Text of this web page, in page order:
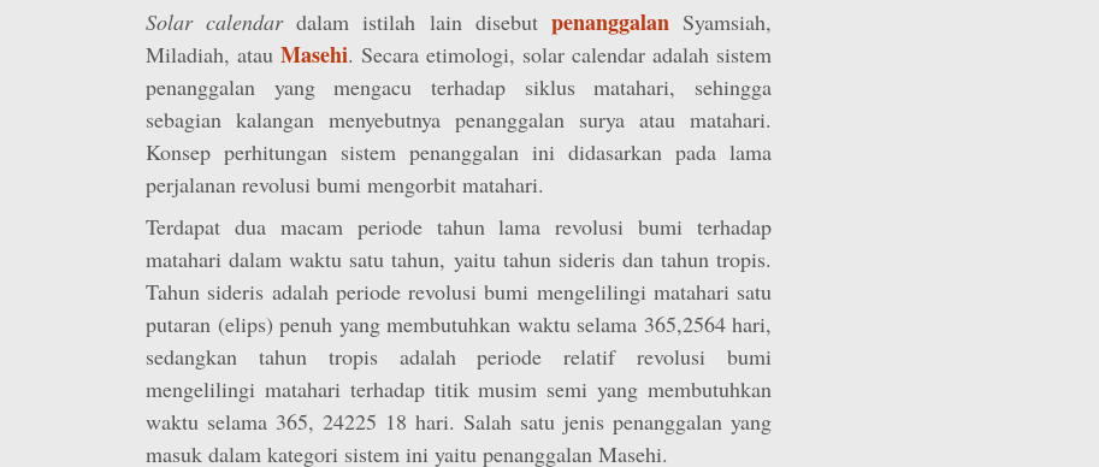
Solar calendardalam istilah lain disebut penanggalan Syamsiah,
Miladiah, atau Masehi. Secara etimologi, solar calendar adalah sistem
penanggalan yang mengacu terhadap siklus matahari, sehingga
sebagian kalangan menyebutnya penanggalan surya atau matahari.
Konsep perhitungan sistem penanggalan ini didasarkan pada lama
perjalanan revolusi bumi mengorbit matahari.
Terdapat dua macam periode tahun lama revolusi bumi terhadap
matahari dalam waktu satu tahun, yaitu tahun sideris dan tahun tropis.
Tahun sideris adalah periode revolusi bumi mengelilingi matahari satu
putaran (elips) penuh yang membutuhkan waktu selama 365,2564 hari,
sedangkan tahun tropis adalah periode relatif revolusi bumi
mengelilingi matahari terhadap titik musim semi yang membutuhkan
waktu selama 365, 24225 18 hari. Salah satu jenis penanggalan yang
masuk dalam kategori sistem ini yaitu penanggalan Masehi.